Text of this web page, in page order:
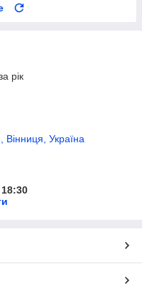
рік
Вінниця, Україна